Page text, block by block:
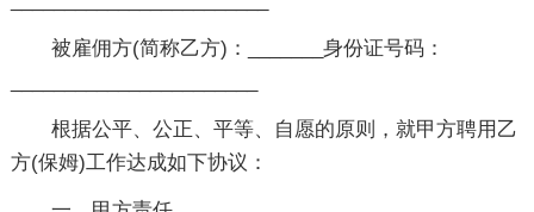
被雇佣方(简称乙方)：_______身份证号码：
根据公平、公正、平等、自愿的原则，就甲方聘用乙
方(保姆)工作达成如下协议：